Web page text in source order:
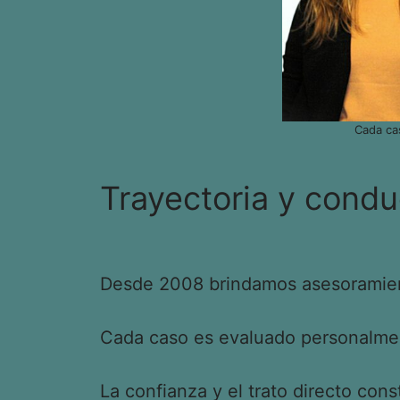
Cada
Trayectoria y
Desde 2008 brindamos
Cada caso es evaluado
La confianza y el trato directo